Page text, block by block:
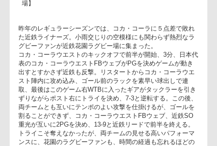
ス
場】
昨年のレギュラーシーズンでは、コカ・コーラに５点差で敗れ
た近鉄ライナーズ。小雨交じりの空模様にも関わらず熱烈なラ
グビーファンが近鉄花園ラグビー場に集まった。
コカ・コーラウエストのキックオフで前半が開始、3分、日本
表のコカ・コーラウエストFBウェブがPGを決めゲームが動き
出すとすかさず近鉄も反撃。リスタートからコカ・コーラウエ
スト陣内に攻め込み、ゴール前のラックを素早い球出しで連
取、最後はこのゲーム右WTBに入ったギアがタックラーを引
ずりながらポスト右にトライを決め、7-3と逆転する。この後
両チームとも互いにテンポのよい攻撃を仕掛けるが、ゴールを